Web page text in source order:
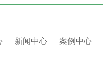
新闻中心 案例中心